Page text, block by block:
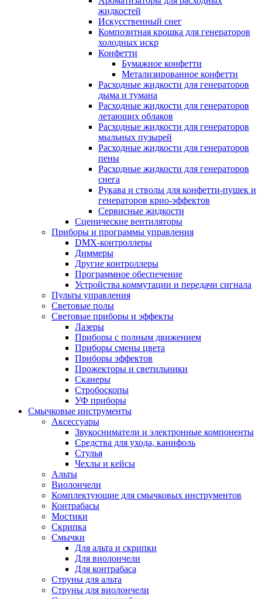
жидкостей
Искусственный снег
Композитная крошка для генераторов
холодных искр
Конфетти
Бумажное конфетти
Метализированное конфетти
Расходные жидкости для генераторов
дыма и тумана
Расходные жидкости для генераторов
летающих облаков
Расходные жидкости для генераторов
мыльных пузырей
Расходные жидкости для генераторов
пены
Расходные жидкости для генераторов
снега
Рукава и стволы для конфетти-пушек и
генераторов крио-эффектов
Сервисные жидкости
Сценические вентиляторы
Приборы и программы управления
DMX-контроллеры
Диммеры
Другие контроллеры
Программное обеспечение
Устройства коммутации и передачи сигнала
Пульты управления
Световые полы
Световые приборы и эффекты
Лазеры
Приборы с полным движением
Приборы смены цвета
Приборы эффектов
Прожекторы и светильники
Сканеры
Стробоскопы
УФ приборы
Смычковые инструменты
Аксессуары
Звукосниматели и электронные компоненты
Средства для ухода, канифоль
Стулья
Чехлы и кейсы
Альты
Виолончели
Комплектующие для смычковых инструментов
Контрабасы
Мостики
Скрипка
Смычки
Для альта и скрипки
Для виолончели
Для контрабаса
Струны для альта
Струны для виолончели